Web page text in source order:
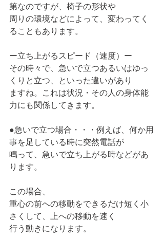
第なのですが、椅子の形状や
周りの環境などによって、変わってく
ることもあります。
ー立ち上がるスピード（速度）ー
その時々で、急いで立つあるいはゆっ
くりと立つ、といった違いがあり
ますね。これは状況・その人の身体能
力にも関係してきます。
●急いで立つ場合・・・例えば、何か用
事を足している時に突然電話が
鳴って、急いで立ち上がる時などがあ
ります。
この場合、
重心の前への移動をできるだけ短く小
さくして、上への移動を速く
行う動きになります。